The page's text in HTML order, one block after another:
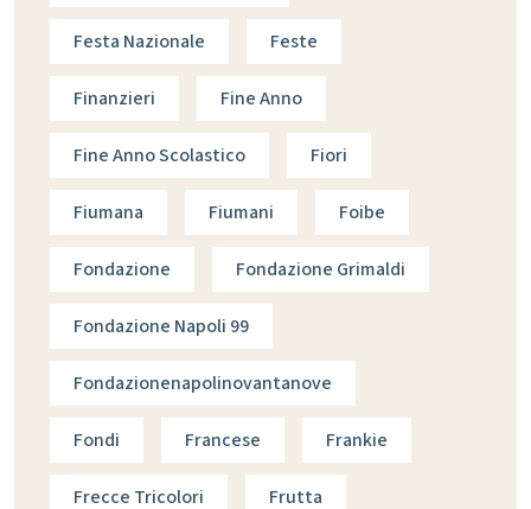
Festa Nazionale Feste
Finanzieri Fine Anno
Fine Anno Scolastico Fiori
Fiumana Fiumani Foibe
Fondazione Fondazione Grimaldi
Fondazione Napoli 99
Fondazionenapolinovantanove
Fondi Francese Frankie
Frecce Tricolori Frutta